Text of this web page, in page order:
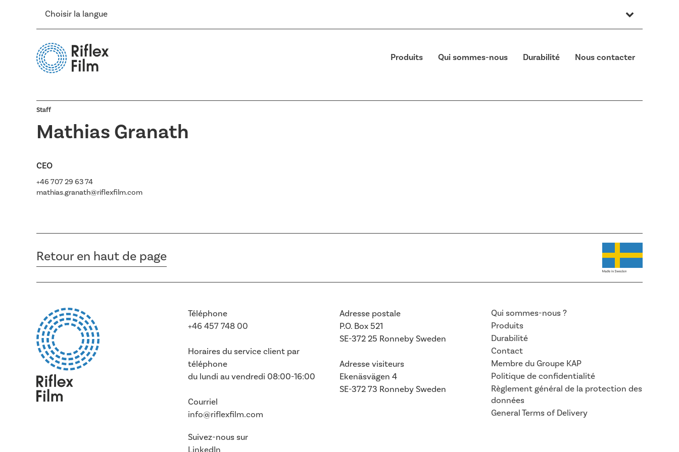
Choisir la langue
Produits Qui sommes-nous Durabilité Nous contacter
Staff
Mathias Granath
CEO
+46 707 29 63 74
mathias.granath@riflexfilm.com
Retour en haut de page
Téléphone
+46 457 748 00
Horaires du service client par
téléphone
du lundi au vendredi 08:00-16:00
Courriel
info@riflexfilm.com
Suivez-nous sur
Adresse postale
P.O. Box 521
SE-372 25 RonnebySweden
Adresse visiteurs
Ekenäsvägen 4
SE-372 73 Ronneby Sweden
Qui sommes-nous ?
Produits
Durabilité
Contact
Membre du Groupe KAP
Politique de confidentialité
Règlement général de la protection des
données
General Terms of Delivery